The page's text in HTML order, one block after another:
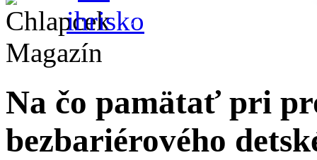
Magazín
Na čo pamätať pri
bezbariérového